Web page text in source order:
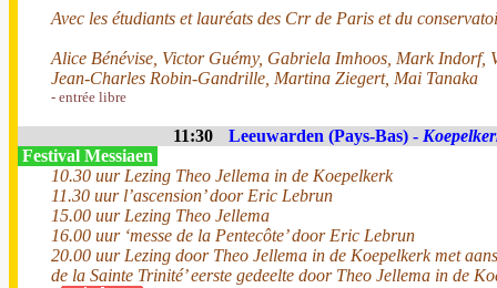
Avec les étudiants et lauréats des Crr de Paris et du
Alice Bénévise, Victor Guémy, Gabriela Imhoos, Mark Indorf,
Jean-Charles Robin-Gandrille, Martina Ziegert, Mai Tanaka
- entrée libre
11:30 Leeuwarden (Pays-Bas) -
Festival Messiaen
10.30 uur Lezing Theo Jellema in de Koepelkerk
11.30 uur l’ascension’ door Eric Lebrun
15.00 uur Lezing Theo Jellema
16.00 uur ‘messe de la Pentecôte’ door Eric Lebrun
20.00 uur Lezing door Theo Jellema in de Koepelkerk met
de la Sainte Trinité’ eerste gedeelte door Theo Jellema in de